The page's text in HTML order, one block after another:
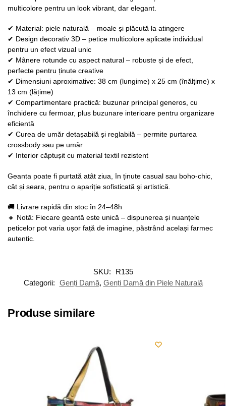
multicolore pentru un look vibrant, dar elegant.
✔ Material: piele naturală – moale și plăcută la atingere
✔ Design decorativ 3D – petice multicolore aplicate individual
pentru un efect vizual unic
✔ Mânere rotunde cu aspect natural – robuste și de efect,
perfecte pentru ținute creative
✔ Dimensiuni aproximative: 38 cm (lungime) x 25 cm (înălțime) x
13 cm (lățime)
✔ Compartimentare practică: buzunar principal generos, cu
închidere cu fermoar, plus buzunare interioare pentru organizare
eficientă
✔ Curea de umăr detașabilă și reglabilă – permite purtarea
crossbody sau pe umăr
✔ Interior căptușit cu material textil rezistent
Geanta poate fi purtată atât ziua, în ținute casual sau boho-chic,
cât și seara, pentru o apariție sofisticată și artistică.
🚚 Livrare rapidă din stoc în 24–48h
🔸 Notă: Fiecare geantă este unică – dispunerea și nuanțele
peticelor pot varia ușor față de imagine, păstrând același farmec
autentic.
SKU:
R135
Categorii: Genți Damă, Genți Damă din Piele Naturală
Produse similare